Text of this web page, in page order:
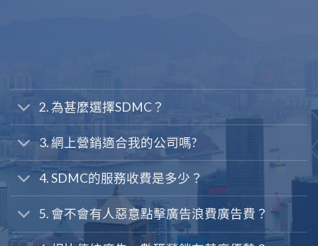
3. 網上營銷適合我的公司嗎?
4. SDMC的服務收費是多少？
5. 會不會有人惡意點擊廣告浪費廣告費？